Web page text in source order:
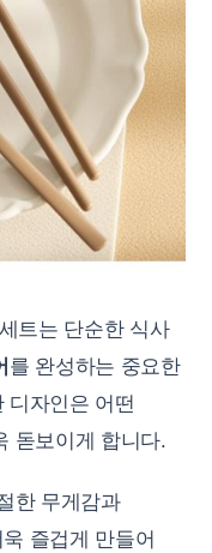
트는 단순한 식사
를 완성하는 중요한
디자인은 어떤
돋보이게 합니다.
한 무게감과
즐겁게 만들어